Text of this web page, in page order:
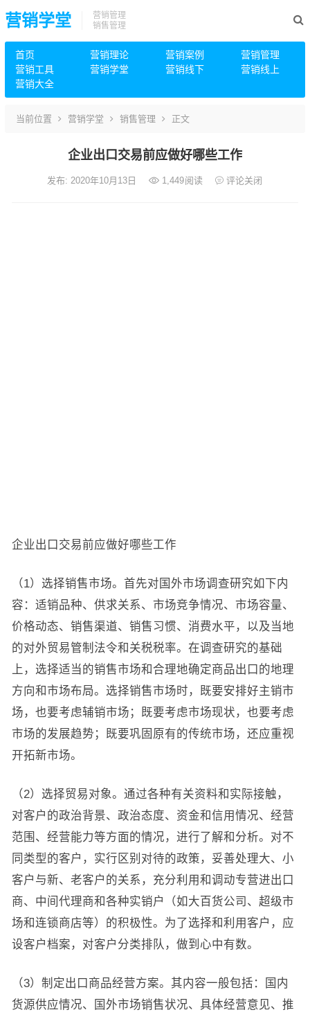
营销学堂
营销管理
销售管理
首页 营销理论 营销案例
营销管理
营销工具
营销学堂 营销线下
营销线上
营销大全
当前位置 营销学堂 销售管理 正文
企业出口交易前应做好哪些工作
发布: 2020年10月13日 1,449阅读 评论关闭
企业出口交易前应做好哪些工作
（1）选择销售市场。首先对国外市场调查研究如下内
容：适销品种、供求关系、市场竞争情况、市场容量、
价格动态、销售渠道、销售习惯、消费水平，以及当地
的对外贸易管制法令和关税税率。在调查研究的基础
上，选择适当的销售市场和合理地确定商品出口的地理
方向和市场布局。选择销售市场时，既要安排好主销市
场，也要考虑辅销市场；既要考虑市场现状，也要考虑
市场的发展趋势；既要巩固原有的传统市场，还应重视
开拓新市场。
（2）选择贸易对象。通过各种有关资料和实际接触，
对客户的政治背景、政治态度、资金和信用情况、经营
范围、经营能力等方面的情况，进行了解和分析。对不
同类型的客户，实行区别对待的政策，妥善处理大、小
客户与新、老客户的关系，充分利用和调动专营进出口
商、中间代理商和各种实销户（如大百货公司、超级市
场和连锁商店等）的积极性。为了选择和利用客户，应
设客户档案，对客户分类排队，做到心中有数。
（3）制定出口商品经营方案。其内容一般包括：国内
货源供应情况、国外市场销售状况、具体经营意见、推